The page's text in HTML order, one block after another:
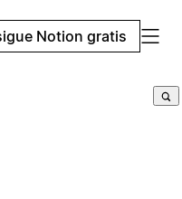
Notion gratis